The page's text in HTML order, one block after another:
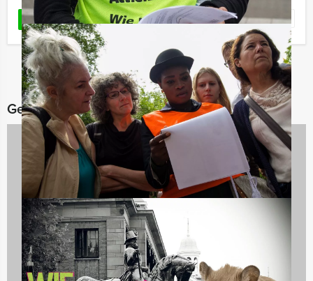
LEES MEER Favoriet
Gerelateerde categorieën
Dagarrangementen
970 uitjes